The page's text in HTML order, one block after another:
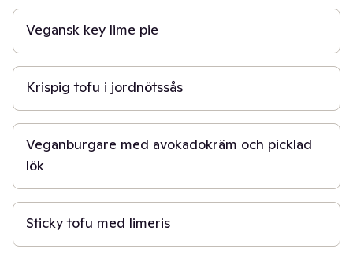
Vegansk key lime pie
20 min
Krispig tofu i jordnötssås
40 min
Veganburgare med avokadokräm och picklad
lök
20 min
Sticky tofu med limeris
30 min